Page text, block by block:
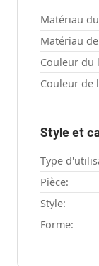
Matériau
Matériau
Couleur du
Couleur de
Style et
Type
Pièce:
Style:
Forme: